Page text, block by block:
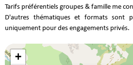
Tarifs préférentiels groupes & famille me
D'autres thématiques et formats sont
uniquement pour des engagements privés.
+